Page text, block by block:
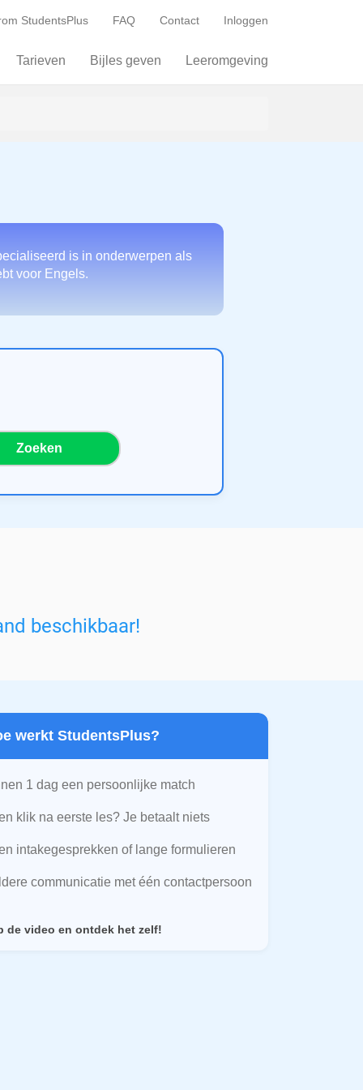
StudentsPlus FAQ Contact Inloggen
Tarieven Bijles geven Leeromgeving
is in onderwerpen als
voor Engels.
Zoeken
beschikbaar!
werkt StudentsPlus?
1 dag een persoonlijke match
klik na eerste les? Je betaalt niets
intakegesprekken of lange formulieren
communicatie met één contactpersoon
de video en ontdek het zelf!